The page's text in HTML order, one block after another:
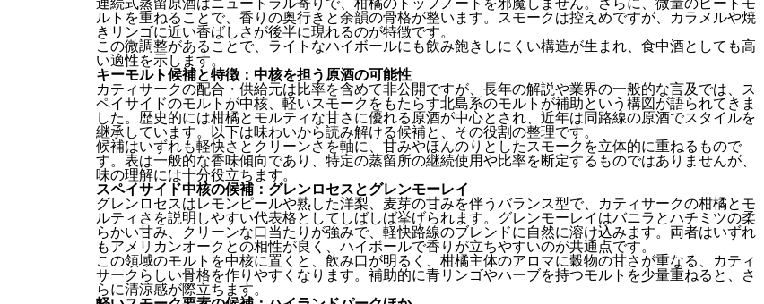
連続式蒸留原酒はニュートラル寄りで、柑橘のトップノートを邪魔しません。さらに、微量のピートモ
ルトを重ねることで、香りの奥行きと余韻の骨格が整います。スモークは控えめですが、カラメルや焼
きリンゴに近い香ばしさが後半に現れるのが特徴です。
この微調整があることで、ライトなハイボールにも飲み飽きしにくい構造が生まれ、食中酒としても高
い適性を示します。
キーモルト候補と特徴：中核を担う原酒の可能性
カティサークの配合・供給元は比率を含めて非公開ですが、長年の解説や業界の一般的な言及では、ス
ペイサイドのモルトが中核、軽いスモークをもたらす北島系のモルトが補助という構図が語られてきま
した。歴史的には柑橘とモルティな甘さに優れる原酒が中心とされ、近年は同路線の原酒でスタイルを
継承しています。以下は味わいから読み解ける候補と、その役割の整理です。
候補はいずれも軽快さとクリーンさを軸に、甘みやほんのりとしたスモークを立体的に重ねるもので
す。表は一般的な香味傾向であり、特定の蒸留所の継続使用や比率を断定するものではありませんが、
味の理解には十分役立ちます。
スペイサイド中核の候補：グレンロセスとグレンモーレイ
グレンロセスはレモンピールや熟した洋梨、麦芽の甘みを伴うバランス型で、カティサークの柑橘とモ
ルティさを説明しやすい代表格としてしばしば挙げられます。グレンモーレイはバニラとハチミツの柔
らかい甘み、クリーンな口当たりが強みで、軽快路線のブレンドに自然に溶け込みます。両者はいずれ
もアメリカンオークとの相性が良く、ハイボールで香りが立ちやすいのが共通点です。
この領域のモルトを中核に置くと、飲み口が明るく、柑橘主体のアロマに穀物の甘さが重なる、カティ
サークらしい骨格を作りやすくなります。補助的に青リンゴやハーブを持つモルトを少量重ねると、さ
らに清涼感が際立ちます。